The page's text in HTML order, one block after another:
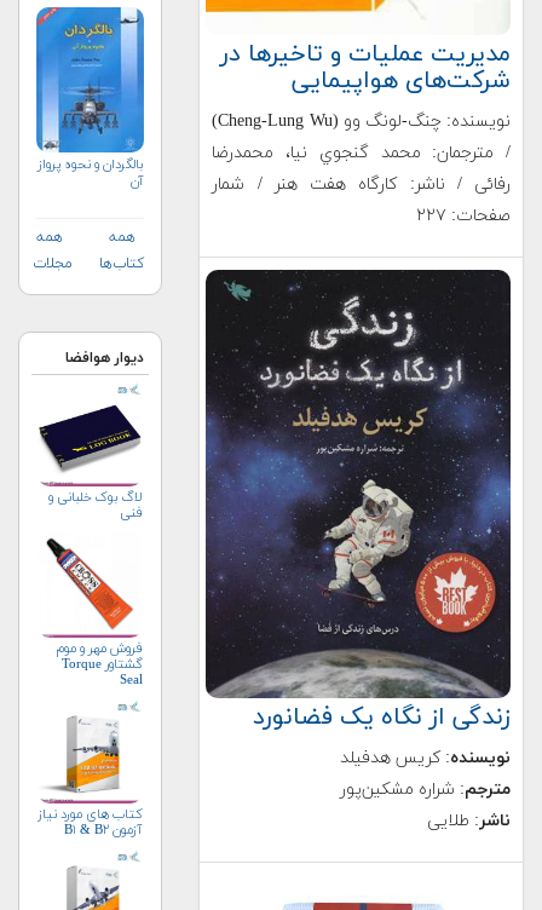
مدیریت عملیات و تاخیرها در
شرکت‌های هواپیمایی
نویسنده: چنگ-لونگ وو (Cheng-Lung Wu)
/ مترجمان: محمد گنجوي نيا، م‍ح‍م‍درض‍ا
رف‍ائی / ناشر: كارگاه هفت هنر / شمار
صفحات: ۲۲۷
زندگی از نگاه یک فضانورد
نویسنده: کریس هدفیلد
مترجم: شراره مشکین‌پور
ناشر: طلایی
بالگردان و نحوه پرواز
آن
همه
کتاب‌ها
همه
مجلات
دیوار هوافضا
لاگ بوک خلبانی و
فنی
فروش مهر و موم
گشتاور Torque
Seal
کتاب های مورد نیاز
آزمون B۱ & B۲